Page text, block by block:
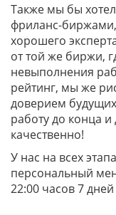
Также мы бы
фриланс-
хорошего
от той же биржи,
невыполнения
рейтинг, мы же
доверием
работу до конца
качественно!
У нас на всех
персональный
22:00 часов 7